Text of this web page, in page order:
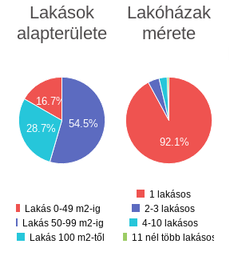
Lakások
alapterülete
16.7%
54.5%
28.7%
Lakás 0-49 m2-ig
Lakás 50-99 m2-ig
Lakás 100 m2-től
Lakóházak
mérete
92.1%
500
600
700
800
1 lakásos
2-3 lakásos
4-10 lakásos
11 nél több lakásos
1000
1200
1400